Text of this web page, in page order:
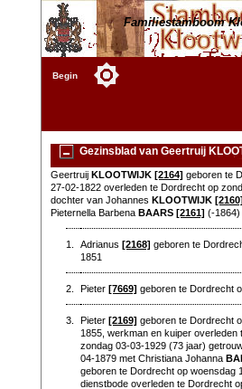
Familiestamboom
Begin
Gezinsblad van Geertruij
Geertruij KLOOTWIJK [2164] geboren te
27-02-1822 overleden te Dordrecht op
dochter van Johannes KLOOTWIJK [2160]
Pieternella Barbena BAARS [2161] (-1864)
1. Adrianus[2168] geboren te
1851
2. Pieter[7669] geboren te Dordrecht
3. Pieter[2169] geboren te Dordrecht
1855, werkman en kuiper overleden
zondag 03-03-1929 (73 jaar)
04-1879 met Christiana Johanna
geboren te Dordrecht op woensdag
dienstbode overleden te Dordrecht